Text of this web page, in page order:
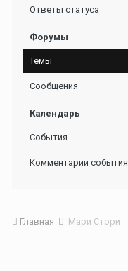
Ответы статуса
Форумы
Темы
Сообщения
Календарь
События
Комментарии события
Главная Мари Стори